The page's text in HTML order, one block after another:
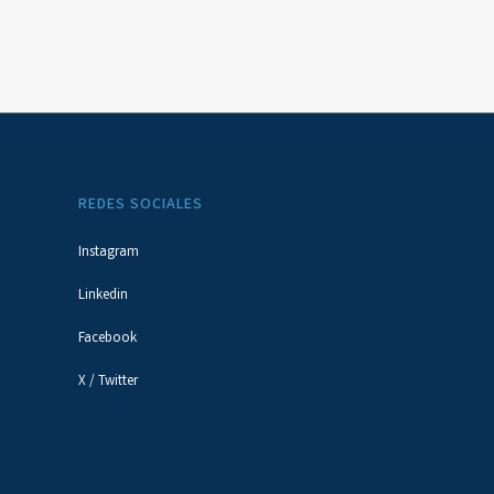
REDES SOCIALES
Instagram
Linkedin
Facebook
X / Twitter